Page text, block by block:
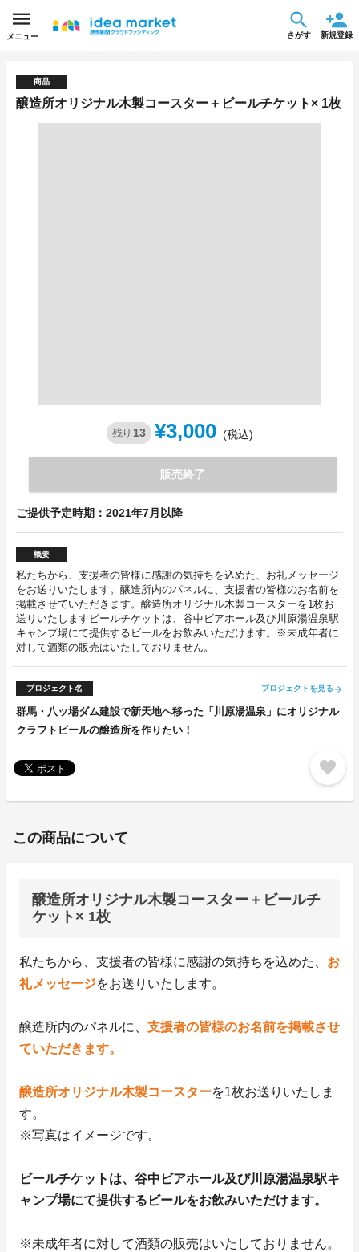
メニュー さがす 新規登録
商品
醸造所オリジナル木製コースター＋ビールチケット× 1枚
残り 13 ¥3,000 (税込)
販売終了
ご提供予定時期：2021年7月以降
概要
私たちから、支援者の皆様に感謝の気持ちを込めた、お礼メッセージ
をお送りいたします。醸造所内のパネルに、支援者の皆様のお名前を
掲載させていただきます。醸造所オリジナル木製コースターを1枚お
送りいたしますビールチケットは、谷中ビアホール及び川原湯温泉駅
キャンプ場にて提供するビールをお飲みいただけます。※未成年者に
対して酒類の販売はいたしておりません。
プロジェクト名 プロジェクトを見る arrow_forward
群馬・八ッ場ダム建設で新天地へ移った「川原湯温泉」にオリジナル
クラフトビールの醸造所を作りたい！
favorite
この商品について
醸造所オリジナル木製コースター＋ビールチ
ケット× 1枚
私たちから、支援者の皆様に感謝の気持ちを込めた、 お
礼メッセージをお送りいたします。
醸造所内のパネルに、 支援者の皆様のお名前を掲載させ
ていただきます。
醸造所オリジナル木製コースターを1枚お送りいたしま
す。
※写真はイメージです。
ビールチケットは、谷中ビアホール及び川原湯温泉駅キ
ャンプ場にて提供するビールをお飲みいただけます。
※未成年者に対して酒類の販売はいたしておりません。